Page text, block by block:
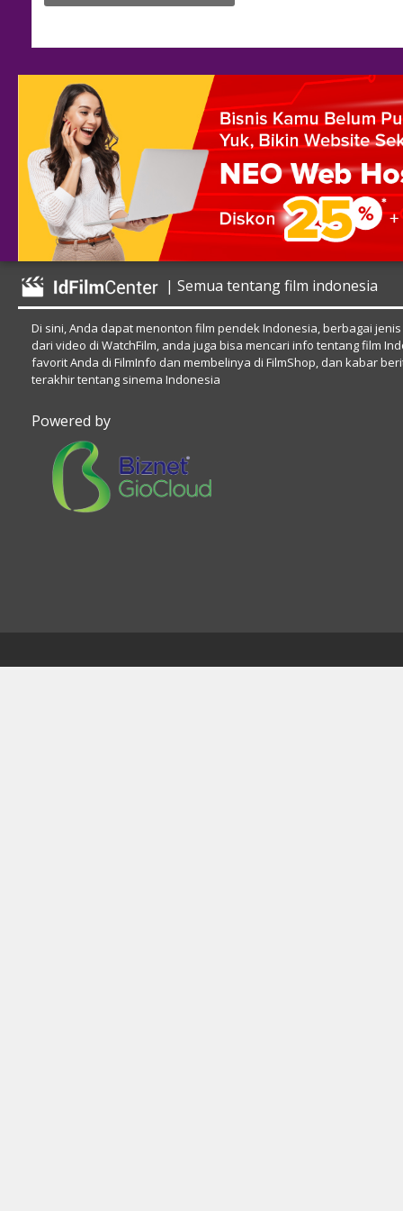
| Semua tentang film indonesia
Di sini, Anda dapat menonton film pendek Indonesia, berbagai
dari video di WatchFilm, anda juga bisa mencari info tentang film
favorit Anda di FilmInfo dan membelinya di FilmShop, dan kabar
terakhir tentang sinema Indonesia
Powered by